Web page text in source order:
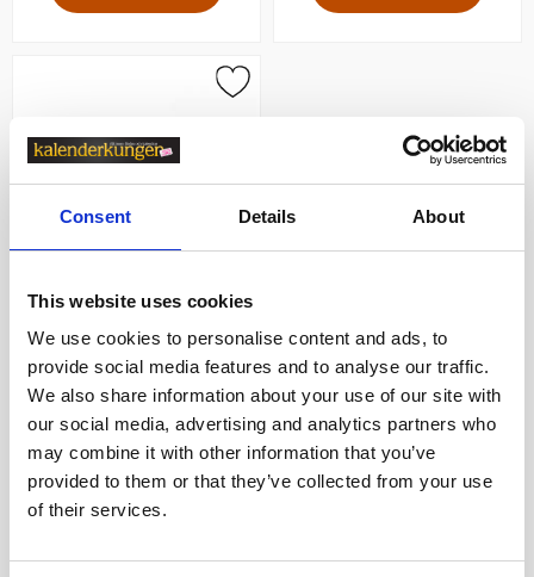
Consent Details About
This website uses cookies
We use cookies to personalise content and ads, to
provide social media features and to analyse our traffic.
We also share information about your use of our site with
our social media, advertising and analytics partners who
may combine it with other information that you’ve
provided to them or that they’ve collected from your use
of their services.
Kuvert C4 50st fukthäftande
bruna
99 kr
Köp